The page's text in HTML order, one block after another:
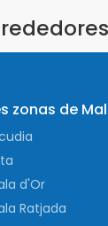
zonas de
d'Or
Ratjada